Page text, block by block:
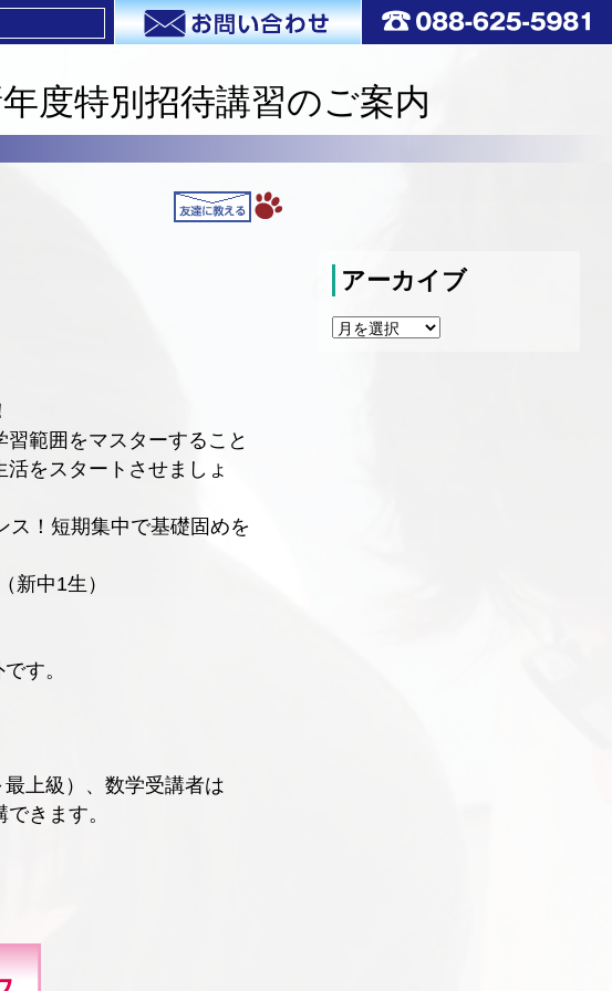
度特別招待講習のご案内
アーカイブ
ア
範囲をマスターすること
をスタートさせましょ
！短期集中で基礎固めを
新中1生）
す。
上級）、数学受講者は
きます。